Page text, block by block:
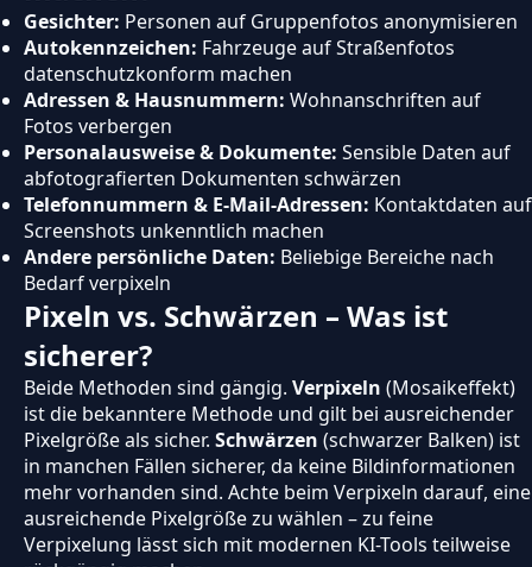
Gesichter: Personen auf Gruppenfotos anonymisieren
Autokennzeichen: Fahrzeuge auf Straßenfotos
datenschutzkonform machen
Adressen & Hausnummern: Wohnanschriften auf
Fotos verbergen
Personalausweise & Dokumente: Sensible Daten auf
abfotografierten Dokumenten schwärzen
Telefonnummern & E-Mail-Adressen: Kontaktdaten auf
Screenshots unkenntlich machen
Andere persönliche Daten: Beliebige Bereiche nach
Bedarf verpixeln
Pixeln vs. Schwärzen – Was ist
sicherer?
Beide Methoden sind gängig. Verpixeln (Mosaikeffekt)
ist die bekanntere Methode und gilt bei ausreichender
Pixelgröße als sicher. Schwärzen (schwarzer Balken) ist
in manchen Fällen sicherer, da keine Bildinformationen
mehr vorhanden sind. Achte beim Verpixeln darauf, eine
ausreichende Pixelgröße zu wählen – zu feine
Verpixelung lässt sich mit modernen KI-Tools teilweise